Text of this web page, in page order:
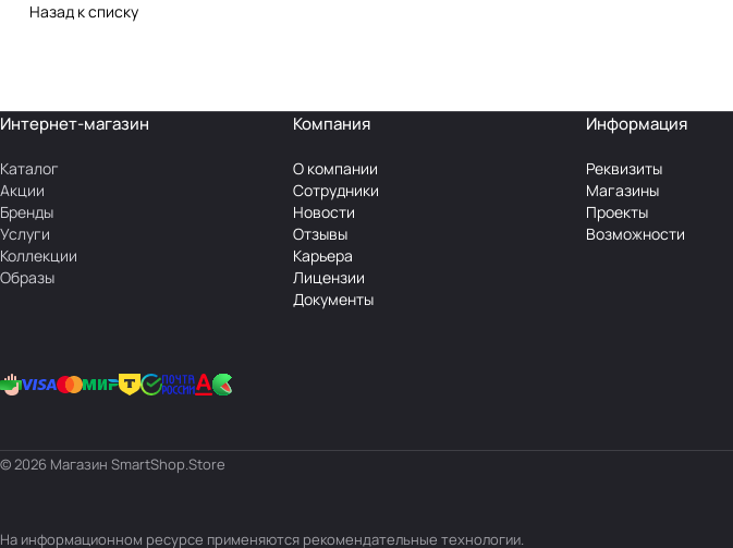
Назад к списку
Интернет-магазин
Каталог
Акции
Бренды
Услуги
Коллекции
Образы
Компания
О компании
Сотрудники
Новости
Отзывы
Карьера
Лицензии
Документы
Информация
Реквизиты
Магазины
Проекты
Возможности
© 2026 Магазин SmartShop.Store
На информационном ресурсе применяются рекомендательные технологии.